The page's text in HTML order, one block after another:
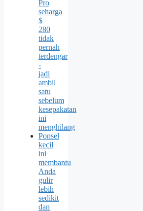
Pro
seharga
$
280
tidak
pernah
terdengar
-
jadi
ambil
satu
sebelum
kesepakatan
ini
menghilang
Ponsel
kecil
ini
membantu
Anda
gulir
lebih
sedikit
dan